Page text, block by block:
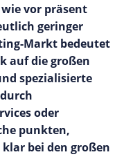
vor präsent
geringer
Markt bedeutet
auf die großen
spezialisierte
oder
punkten,
bei den großen